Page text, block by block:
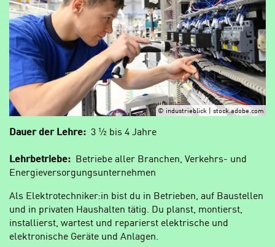
© industrieblick | stock.adobe.com
Dauer der Lehre: 3 ½ bis 4 Jahre
Lehrbetriebe:
Betriebe aller Branchen, Verkehrs- und
Energieversorgungsunternehmen
Als Elektrotechniker:in bist du in Betrieben, auf Baustellen
und in privaten Haushalten tätig. Du planst, montierst,
installierst, wartest und reparierst elektrische und
elektronische Geräte und Anlagen.